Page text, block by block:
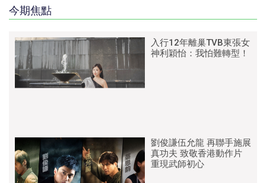
今期焦點
入行12年離巢TVB東張女
神利穎怡：我怕難轉型！
劉俊謙伍允龍 再聯手施展
真功夫 致敬香港動作片
重現武師初心